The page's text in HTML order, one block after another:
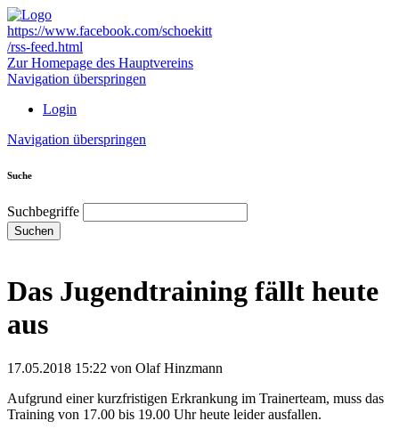
https://www.facebook.com/schoekitt
/rss-feed.html
Zur Homepage des Hauptvereins
Navigation überspringen
Login
Navigation überspringen
Suche
Suchbegriffe
Suchen
Das Jugendtraining fällt heute
aus
17.05.2018 15:22 von Olaf Hinzmann
Aufgrund einer kurzfristigen Erkrankung im Trainerteam, muss das
Training von 17.00 bis 19.00 Uhr heute leider ausfallen.